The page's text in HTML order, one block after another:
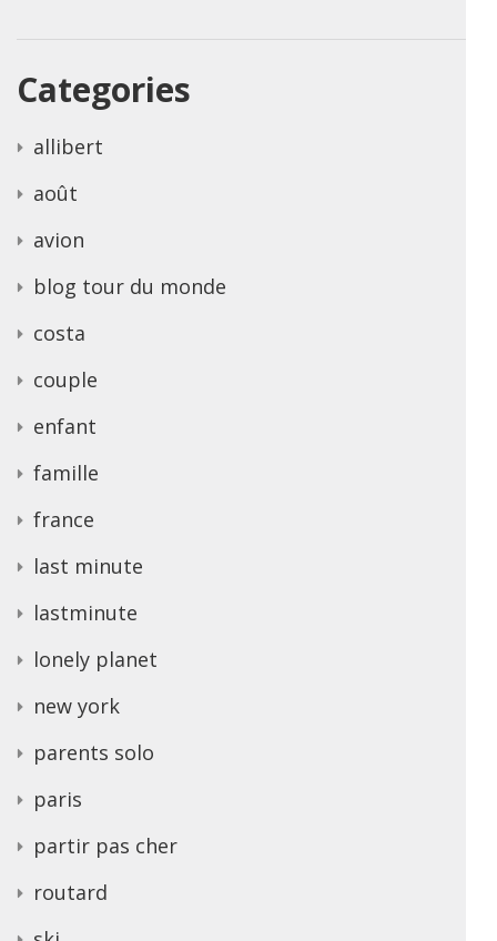
Categories
allibert
août
avion
blog tour du monde
costa
couple
enfant
famille
france
last minute
lastminute
lonely planet
new york
parents solo
paris
partir pas cher
routard